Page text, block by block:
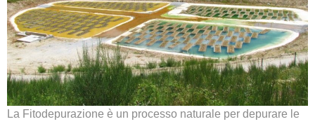
La Fitodepurazione è un processo naturale per depurare le